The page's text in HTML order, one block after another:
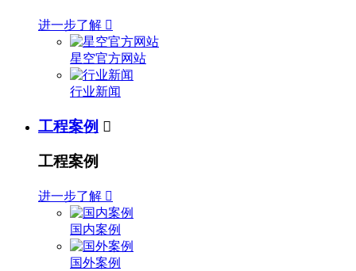
进一步了解 
星空官方网站
行业新闻
工程案例 
工程案例
进一步了解 
国内案例
国外案例